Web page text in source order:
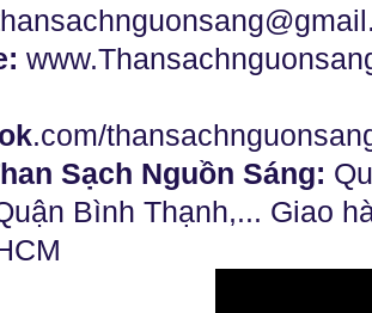
.com/
Sạch Nguồn Sáng:
Bình Thạnh,... Giao